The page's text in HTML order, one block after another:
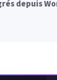
depuis